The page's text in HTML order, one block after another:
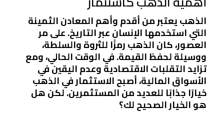
الذهب يعتبر من أقدم وأهم المعادن الثمينة
التي استخدمها الإنسان عبر التاريخ. على مر
العصور، كان الذهب رمزًا للثروة والسلطة،
ووسيلة لحفظ القيمة. في الوقت الحالي، ومع
تزايد التقلبات الاقتصادية وعدم اليقين في
الأسواق المالية، أصبح الاستثمار في الذهب
خيارًا جذابًا للعديد من المستثمرين. لكن هل
هو الخيار الصحيح لك؟